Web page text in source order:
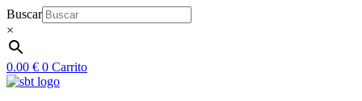
Ir
al
contenido
Buscar
×
0.00 € 0 Carrito